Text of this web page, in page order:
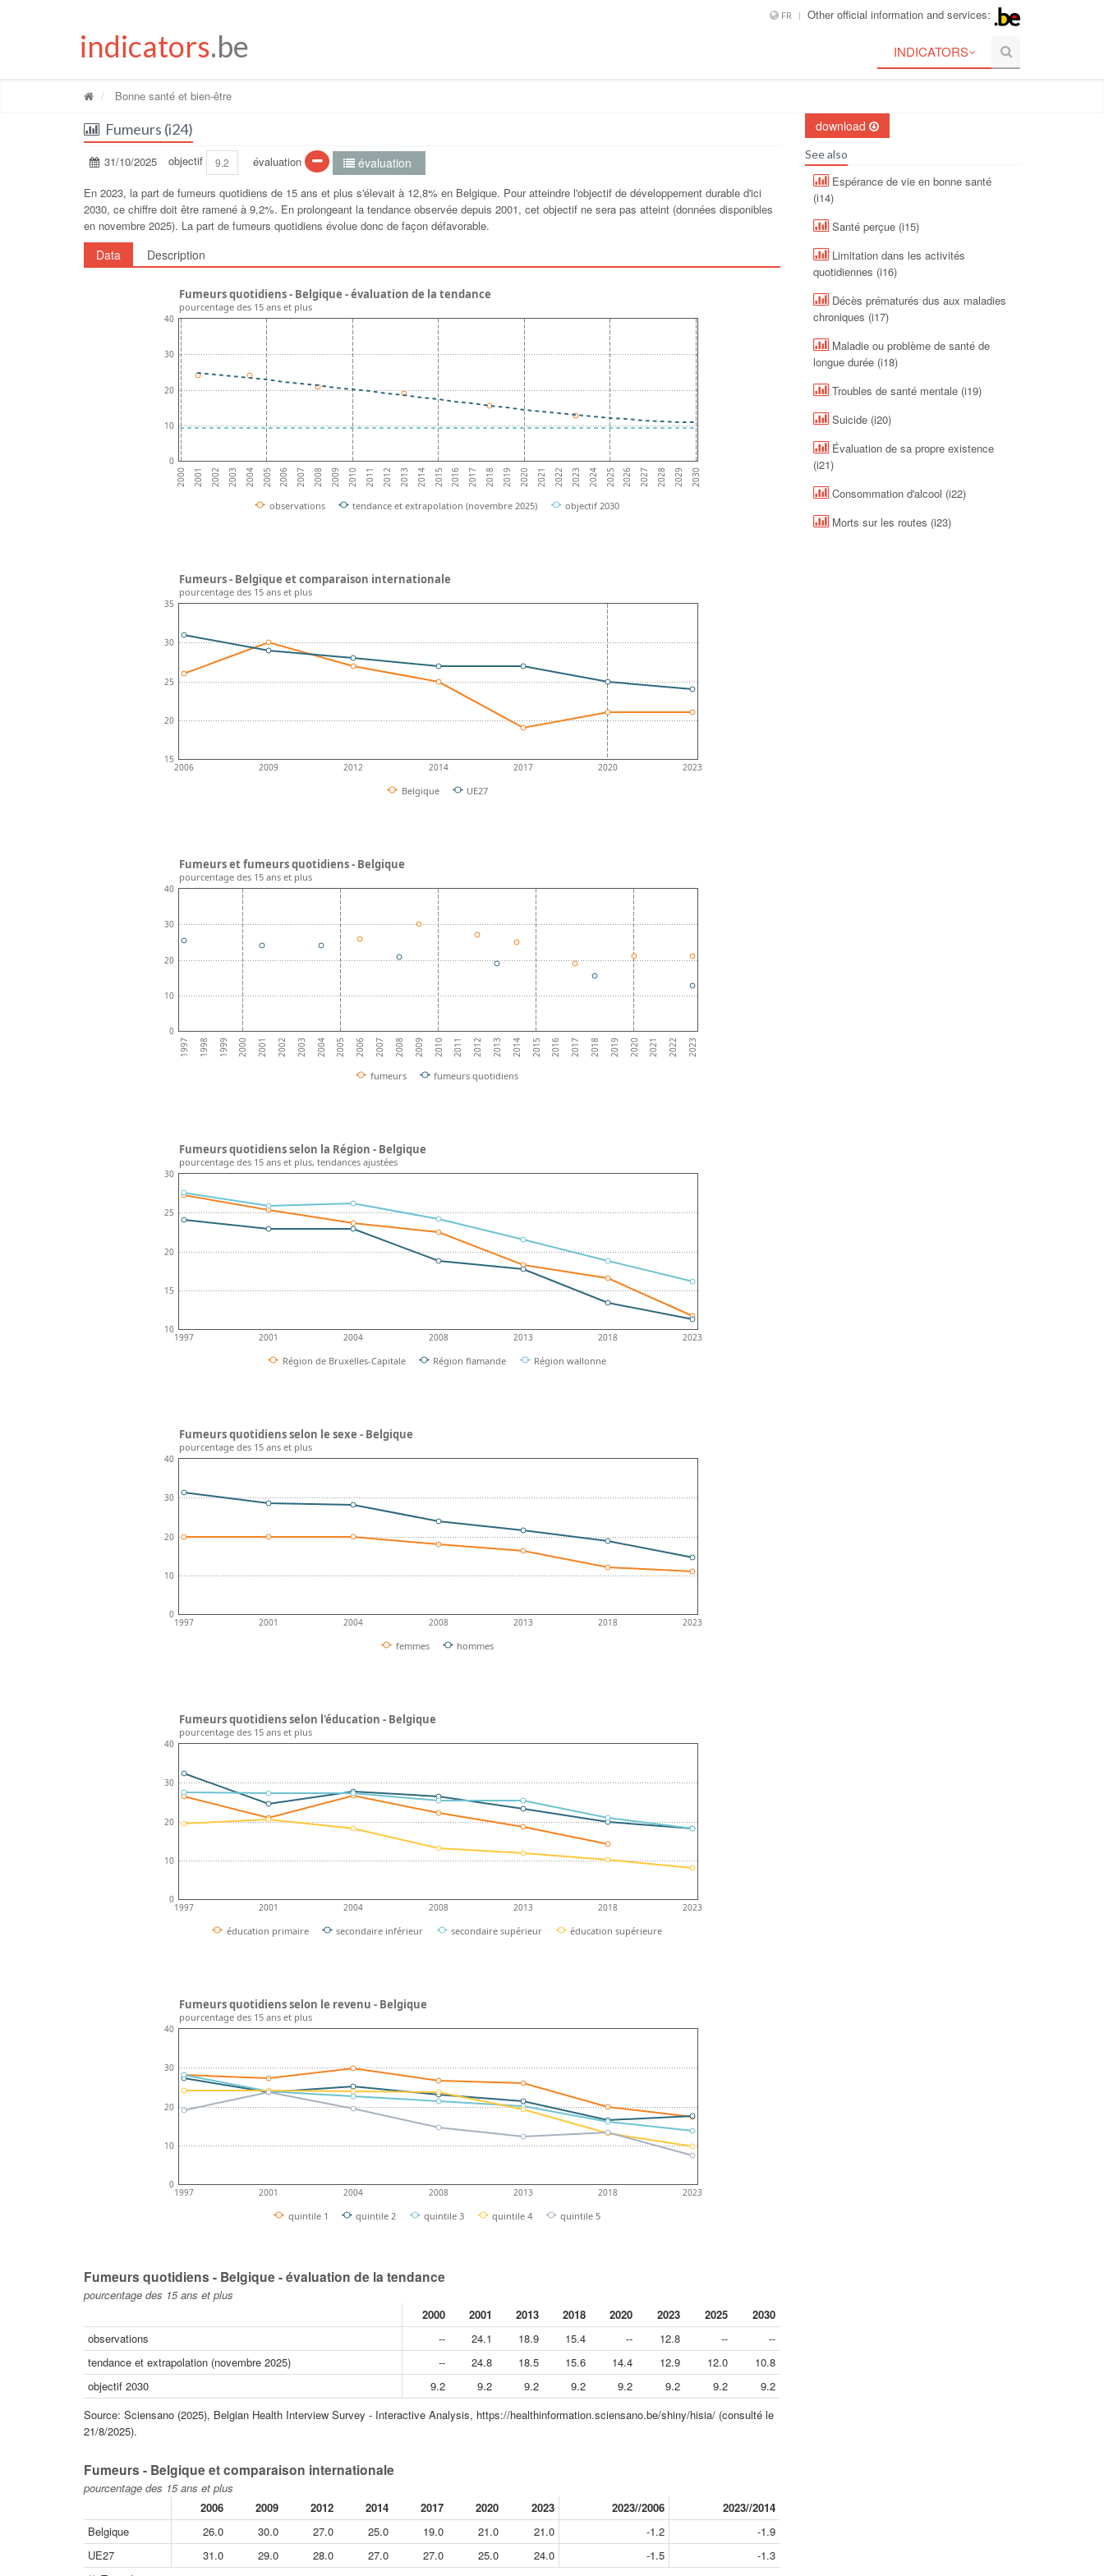
FR Other official information and services:
indicators.be INDICATORS
Bonne santé et bien-être
Fumeurs (i24)
31/10/2025 objectif 9.2 évaluation évaluation
En 2023, la part de fumeurs quotidiens de 15 ans et plus s'élevait à 12,8% en Belgique. Pour atteindre l'objectif de développement durable d'ici
2030, ce chiffre doit être ramené à 9,2%. En prolongeant la tendance observée depuis 2001, cet objectif ne sera pas atteint (données disponibles
en novembre 2025). La part de fumeurs quotidiens évolue donc de façon défavorable.
Data Description
2000 2001 2002 2003 2004 2005 2006 2007 2008 2009 2010 2011 2012 2013 2014 2015 2016 2017 2018 2019 2020 2021 2022 2023 2024 2025 2026 2027 2028 2029 2030
0
10
20
30
40
observations tendance et extrapolation (novembre 2025) objectif 2030
Fumeurs quotidiens - Belgique - évaluation de la tendance
pourcentage des 15 ans et plus
2006 2009 2012 2014 2017 2020 2023
15
20
25
30
35
Belgique UE27
Fumeurs - Belgique et comparaison internationale
pourcentage des 15 ans et plus
1997 1998 1999 2000 2001 2002 2003 2004 2005 2006 2007 2008 2009 2010 2011 2012 2013 2014 2015 2016 2017 2018 2019 2020 2021 2022 2023
0
10
20
30
40
fumeurs fumeurs quotidiens
Fumeurs et fumeurs quotidiens - Belgique
pourcentage des 15 ans et plus
1997 2001 2004 2008 2013 2018 2023
10
15
20
25
30
Région de Bruxelles-Capitale Région flamande Région wallonne
Fumeurs quotidiens selon la Région - Belgique
pourcentage des 15 ans et plus, tendances ajustées
1997 2001 2004 2008 2013 2018 2023
0
10
20
30
40
femmes hommes
Fumeurs quotidiens selon le sexe - Belgique
pourcentage des 15 ans et plus
1997 2001 2004 2008 2013 2018 2023
0
10
20
30
40
éducation primaire secondaire inférieur secondaire supérieur éducation supérieure
Fumeurs quotidiens selon l'éducation - Belgique
pourcentage des 15 ans et plus
1997 2001 2004 2008 2013 2018 2023
0
10
20
30
40
quintile 1 quintile 2 quintile 3 quintile 4 quintile 5
Fumeurs quotidiens selon le revenu - Belgique
pourcentage des 15 ans et plus
Fumeurs quotidiens - Belgique - évaluation de la tendance
pourcentage des 15 ans et plus
2000
2001 2013 2018 2020 2023 2025
2030
observations
-- 24.1 18.9 15.4 -- 12.8 --
--
tendance et extrapolation (novembre 2025)
-- 24.8 18.5 15.6 14.4 12.9 12.0
10.8
objectif 2030
9.2 9.2 9.2 9.2 9.2 9.2 9.2
9.2
Source: Sciensano (2025), Belgian Health Interview Survey - Interactive Analysis, https://healthinformation.sciensano.be/shiny/hisia/ (consulté le
21/8/2025).
Fumeurs - Belgique et comparaison internationale
pourcentage des 15 ans et plus
2006
2009 2012 2014 2017 2020 2023 2023//2006
2023//2014
Belgique
26.0 30.0 27.0 25.0 19.0 21.0 21.0 -1.2
-1.9
UE27
31.0 29.0 28.0 27.0 27.0 25.0 24.0 -1.5
-1.3
download
See also
Espérance de vie en bonne santé
(i14)
Santé perçue (i15)
Limitation dans les activités
quotidiennes (i16)
Décès prématurés dus aux maladies
chroniques (i17)
Maladie ou problème de santé de
longue durée (i18)
Troubles de santé mentale (i19)
Suicide (i20)
Évaluation de sa propre existence
(i21)
Consommation d'alcool (i22)
Morts sur les routes (i23)